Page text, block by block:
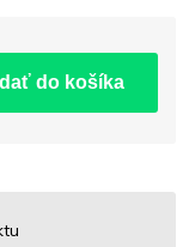
do košíka